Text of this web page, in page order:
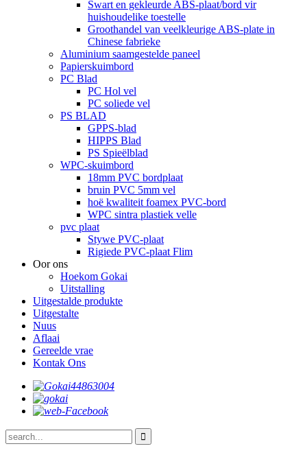
Swart en gekleurde ABS-plaat/bord vir
huishoudelike toestelle
Groothandel van veelkleurige ABS-plate in
Chinese fabrieke
Aluminium saamgestelde paneel
Papierskuimbord
PC Blad
PC Hol vel
PC soliede vel
PS BLAD
GPPS-blad
HIPPS Blad
PS Spieëlblad
WPC-skuimbord
18mm PVC bordplaat
bruin PVC 5mm vel
hoë kwaliteit foamex PVC-bord
WPC sintra plastiek velle
pvc plaat
Stywe PVC-plaat
Rigiede PVC-plaat Flim
Oor ons
Hoekom Gokai
Uitstalling
Uitgestalde produkte
Uitgestalte
Nuus
Aflaai
Gereelde vrae
Kontak Ons